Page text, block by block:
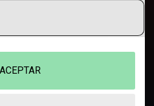
ACEPTAR